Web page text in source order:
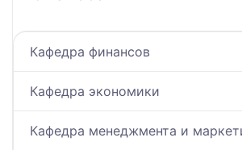
Кафедра финансов
Кафедра экономики
Кафедра менеджмента и